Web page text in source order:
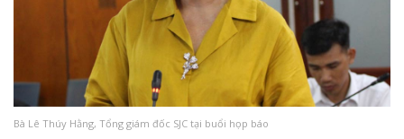
Bà Lê Thúy Hằng, Tổng giám đốc SJC tại buổi họp báo